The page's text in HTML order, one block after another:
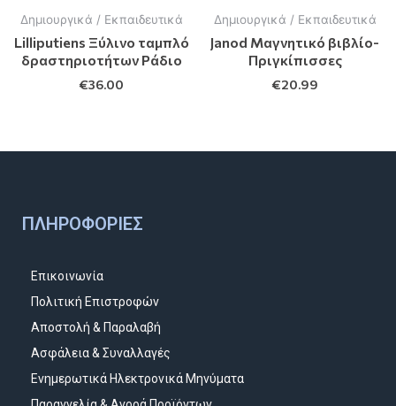
Δημιουργικά / Εκπαιδευτικά
Lilliputiens Ξύλινο ταμπλό
δραστηριοτήτων Ράδιο
€36.00
Δημιουργικά / Εκπαιδευτικά
Janod Μαγνητικό βιβλίο-
Πριγκίπισσες
€20.99
ΠΛΗΡΟΦΟΡΊΕΣ
Επικοινωνία
Πολιτική Επιστροφών
Αποστολή & Παραλαβή
Ασφάλεια & Συναλλαγές
Ενημερωτικά Ηλεκτρονικά Μηνύματα